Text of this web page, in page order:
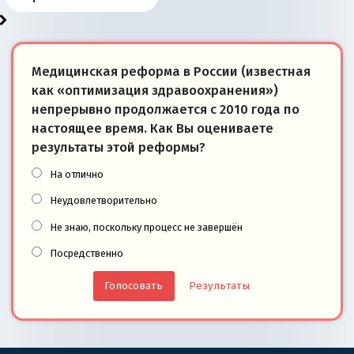
Медицинская реформа в России (известная
как «оптимизация здравоохранения»)
непрерывно продолжается с 2010 года по
настоящее время. Как Вы оцениваете
результаты этой реформы?
На отлично
Неудовлетворительно
Не знаю, поскольку процесс не завершён
Посредственно
Результаты